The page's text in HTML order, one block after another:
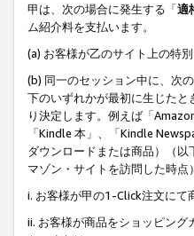
甲は、次の場合に発生する「適
ム紹介料を支払います。
(a) お客様が乙のサイト上の特
(b) 同一のセッション中に、次
下のいずれかが最初に生じた
り決定します。例えば「
「Kindle 本」、「Kindle
ダウンロードまたは商品）（以
マゾン・サイトを訪問した時点
i. お客様が甲の1-Click注文にて
ii. お客様が商品をショッピン